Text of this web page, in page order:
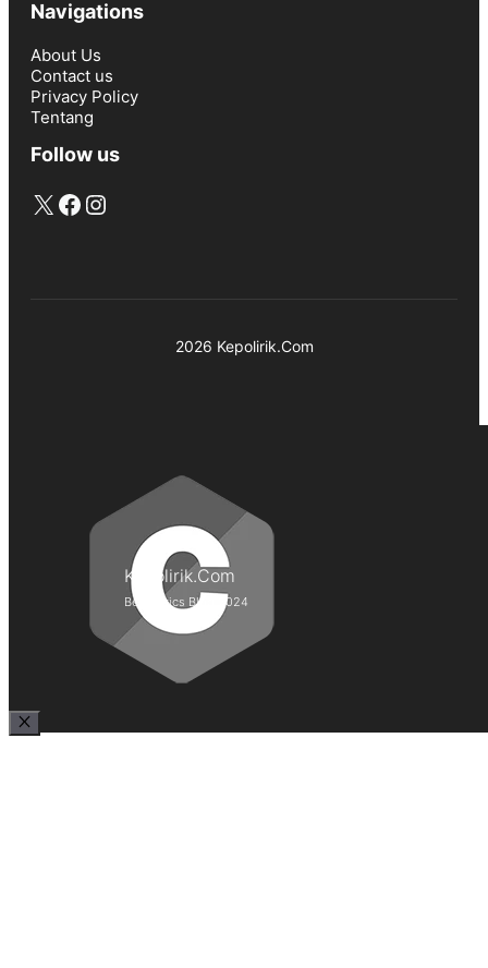
Navigations
About Us
Contact us
Privacy Policy
Tentang
Follow us
X Facebook
Instagram
2026 Kepolirik.Com
Kepolirik.Com
Best Lyrics Blog 2024
Close